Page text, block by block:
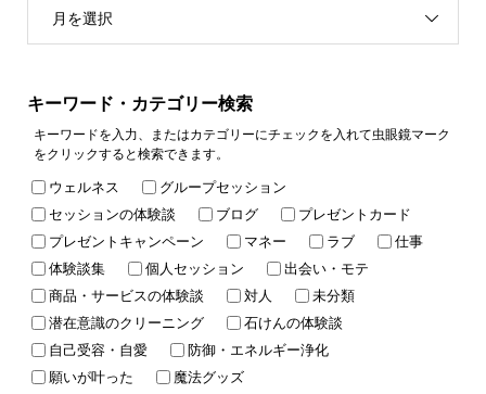
月を選択
キーワード・カテゴリー検索
キーワードを入力、またはカテゴリーにチェックを入れて虫眼鏡マーク
をクリックすると検索できます。
ウェルネス
グループセッション
セッションの体験談
ブログ
プレゼントカード
プレゼントキャンペーン
マネー ラブ
仕事
体験談集
個人セッション
出会い・モテ
商品・サービスの体験談
対人
未分類
潜在意識のクリーニング
石けんの体験談
自己受容・自愛
防御・エネルギー浄化
願いが叶った
魔法グッズ